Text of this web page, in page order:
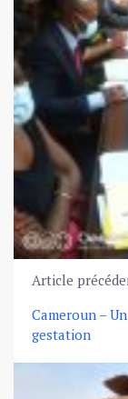
Article
Cameroun –
gestation